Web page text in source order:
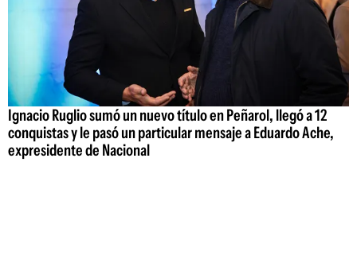
Ignacio Ruglio sumó un nuevo título en Peñarol, llegó a 12
conquistas y le pasó un particular mensaje a Eduardo Ache,
expresidente de Nacional